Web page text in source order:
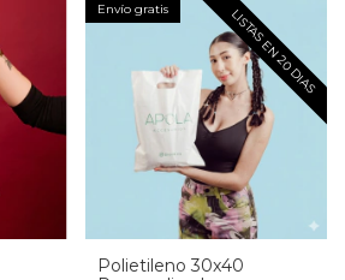
Envío gratis LISTAS EN 20 DIAS
Polietileno 30x40